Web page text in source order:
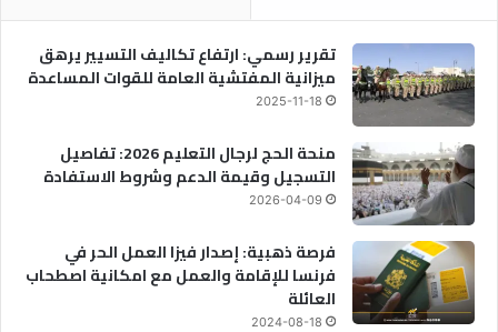
تقرير رسمي: ارتفاع تكاليف التسيير يرهق
ميزانية المفتشية العامة للقوات المساعدة
2025-11-18
منحة الحج لرجال التعليم 2026: تفاصيل
التسجيل وقيمة الدعم وشروط الاستفادة
2026-04-09
فرصة ذهبية: إصدار فيزا العمل الحر في
فرنسا للإقامة والعمل مع امكانية اصطحاب
العائلة
2024-08-18